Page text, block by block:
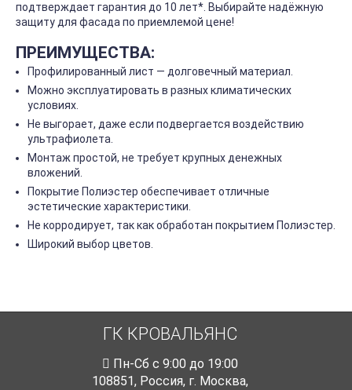
подтверждает гарантия до 10 лет*. Выбирайте надёжную
защиту для фасада по приемлемой цене!
ПРЕИМУЩЕСТВА:
Профилированный лист — долговечный материал.
Можно эксплуатировать в разных климатических
условиях.
Не выгорает, даже если подвергается воздействию
ультрафиолета.
Монтаж простой, не требует крупных денежных
вложений.
Покрытие Полиэстер обеспечивает отличные
эстетические характеристики.
Не корродирует, так как обработан покрытием Полиэстер.
Широкий выбор цветов.
ГК КРОВАЛЬЯНС
Пн-Cб с 9:00 до 19:00
108851, Россия, г. Москва,